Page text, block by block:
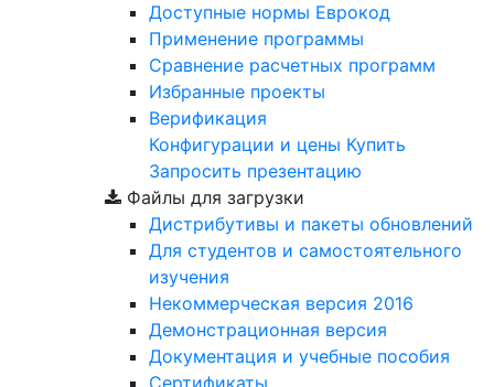
Доступные нормы Еврокод
Применение программы
Сравнение расчетных программ
Избранные проекты
Верификация
Конфигурации и цены Купить
Запросить презентацию
Файлы для загрузки
Дистрибутивы и пакеты обновлений
Для студентов и самостоятельного
изучения
Некоммерческая версия 2016
Демонстрационная версия
Документация и учебные пособия